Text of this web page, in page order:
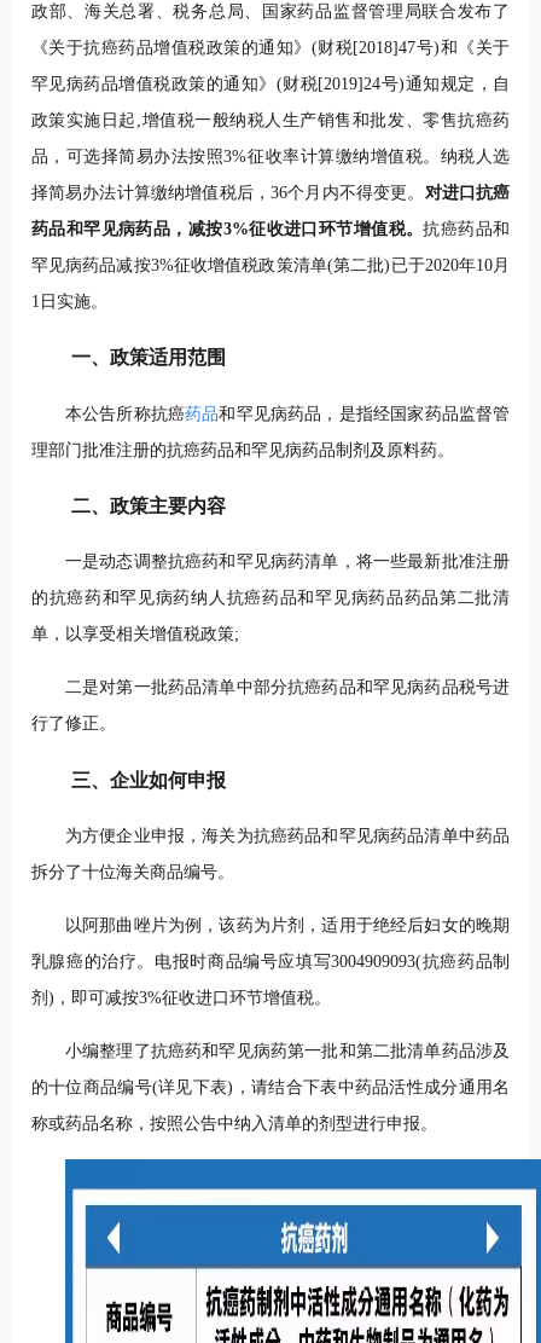
政部、海关总署、税务总局、国家药品监督管理局联合发布了
《关于抗癌药品增值税政策的通知》(财税[2018]47号)和《关于
罕见病药品增值税政策的通知》(财税[2019]24号)通知规定，自
政策实施日起,增值税一般纳税人生产销售和批发、零售抗癌药
品，可选择简易办法按照3%征收率计算缴纳增值税。纳税人选
择简易办法计算缴纳增值税后，36个月内不得变更。 对进口抗癌
药品和罕见病药品，减按3%征收进口环节增值税。抗癌药品和
罕见病药品减按3%征收增值税政策清单(第二批)已于2020年10月
1日实施。
一、政策适用范围
本公告所称抗癌药品和罕见病药品，是指经国家药品监督管
理部门批准注册的抗癌药品和罕见病药品制剂及原料药。
二、政策主要内容
一是动态调整抗癌药和罕见病药清单，将一些最新批准注册
的抗癌药和罕见病药纳人抗癌药品和罕见病药品药品第二批清
单，以享受相关增值税政策;
二是对第一批药品清单中部分抗癌药品和罕见病药品税号进
行了修正。
三、企业如何申报
为方便企业申报，海关为抗癌药品和罕见病药品清单中药品
拆分了十位海关商品编号。
以阿那曲唑片为例，该药为片剂，适用于绝经后妇女的晚期
乳腺癌的治疗。电报时商品编号应填写3004909093(抗癌药品制
剂)，即可减按3%征收进口环节增值税。
小编整理了抗癌药和罕见病药第一批和第二批清单药品涉及
的十位商品编号(详见下表)，请结合下表中药品活性成分通用名
称或药品名称，按照公告中纳入清单的剂型进行申报。